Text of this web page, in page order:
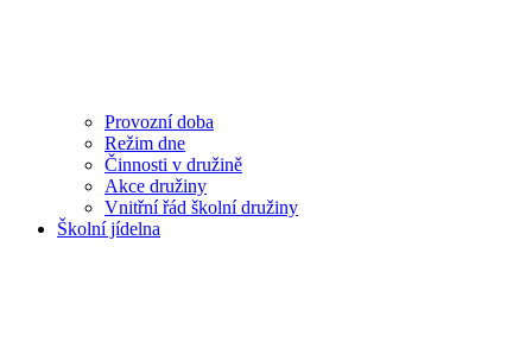
Provozní doba
Režim dne
Činnosti v družině
Akce družiny
Vnitřní řád školní družiny
Školní jídelna